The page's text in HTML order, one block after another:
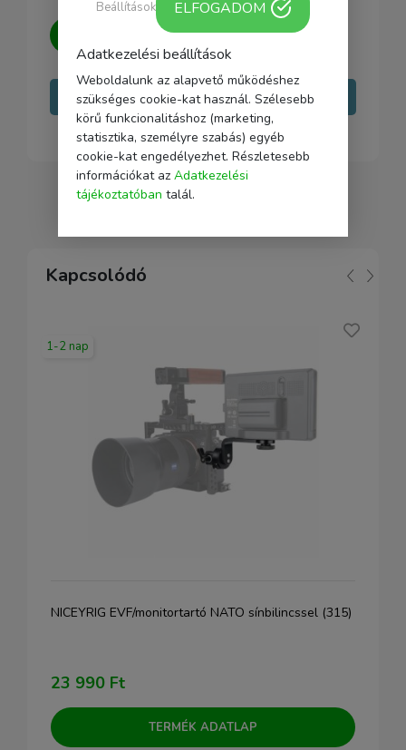
Kérdésed van?
Írj nekünk, igyekszünk
minden kérdésedre választ adni.
Írj nekünk
Kapcsolódó
1-2 nap
NICEYRIG EVF/monitortartó NATO sínbilincssel (315)
23 990 Ft
TERMÉK ADATLAP
Adatkezelési beállítások
Weboldalunk az alapvető működéshez
szükséges cookie-kat használ. Szélesebb
körű funkcionalitáshoz (marketing,
statisztika, személyre szabás) egyéb
cookie-kat engedélyezhet. Részletesebb
információkat az Adatkezelési
tájékoztatóban talál.
Beállítások ELFOGADOM